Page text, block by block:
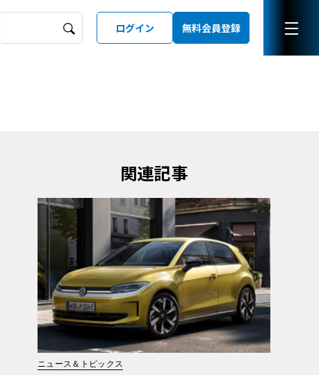
ログイン 無料会員登録
関連記事
ニュース＆トピックス